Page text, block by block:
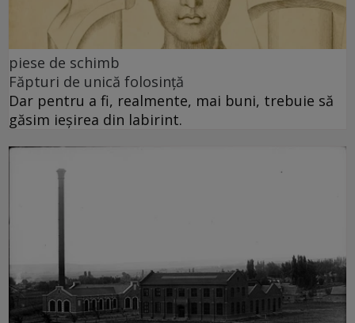
piese de schimb
Făpturi de unică folosință
Dar pentru a fi, realmente, mai buni, trebuie să
găsim ieșirea din labirint.